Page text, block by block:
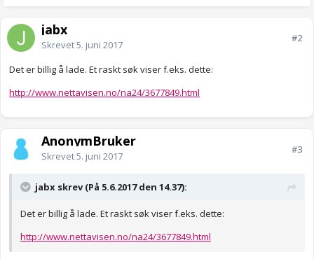
jabx
Skrevet5. juni 2017
#2
Det er billig å lade. Et raskt søk viser f.eks. dette:
http://www.nettavisen.no/na24/3677849.html
AnonymBruker
Skrevet5. juni 2017
#3
jabx skrev (På 5.6.2017 den 14.37):
Det er billig å lade. Et raskt søk viser f.eks. dette:
http://www.nettavisen.no/na24/3677849.html